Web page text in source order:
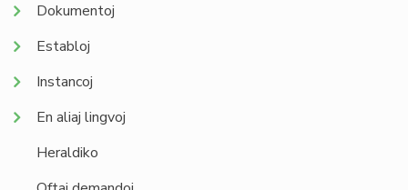
Dokumentoj
Establoj
Instancoj
En aliaj lingvoj
Heraldiko